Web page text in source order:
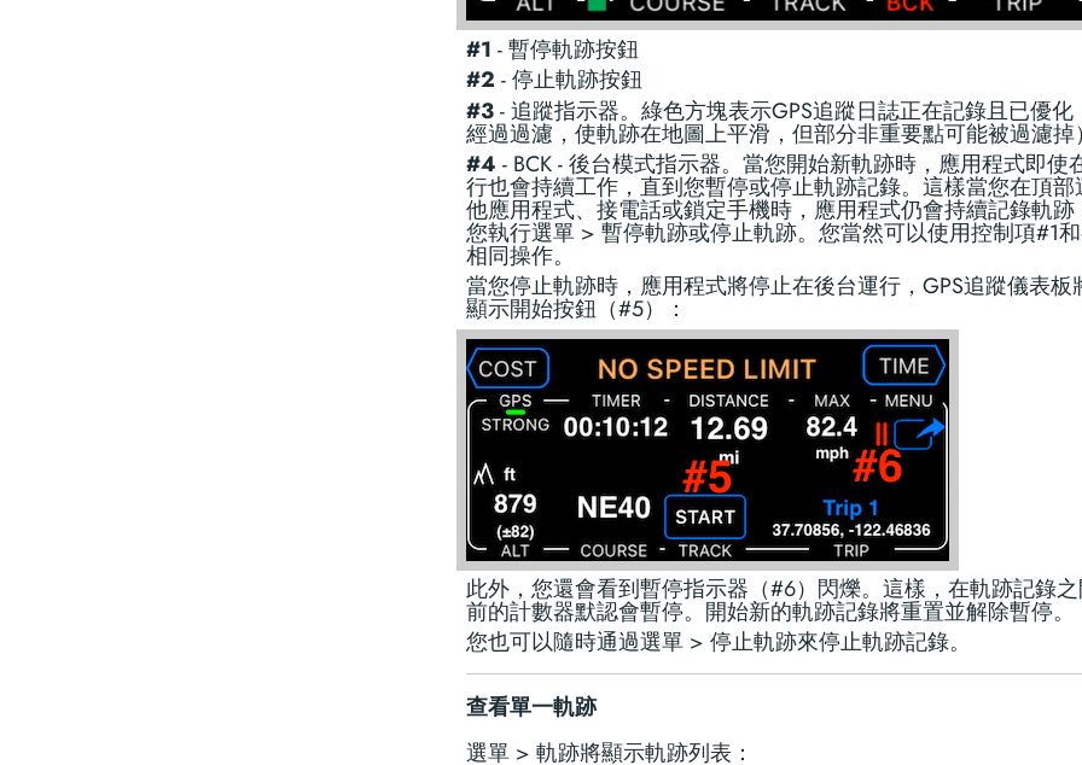
#1 - 暫停軌跡按鈕
#2 - 停止軌跡按鈕
#3- 追蹤指示器。綠色方塊表示GPS追蹤日誌正在記錄且已優化
經過過濾，使軌跡在地圖上平滑，但部分非重要點可能被過濾掉
#4 - BCK - 後台模式指示器。當您開始新軌跡時，應用程式即使
行也會持續工作，直到您暫停或停止軌跡記錄。這樣當您在頂部
他應用程式、接電話或鎖定手機時，應用程式仍會持續記錄軌跡
您執行選單 > 暫停軌跡或停止軌跡。您當然可以使用控制項#1
相同操作。
當您停止軌跡時，應用程式將停止在後台運行，GPS追蹤儀表板
顯示開始按鈕（#5）：
此外，您還會看到暫停指示器（#6）閃爍。這樣，在軌跡記錄
前的計數器默認會暫停。開始新的軌跡記錄將重置並解除暫停。
您也可以隨時通過選單 > 停止軌跡來停止軌跡記錄。
查看單一軌跡
選單 > 軌跡將顯示軌跡列表：